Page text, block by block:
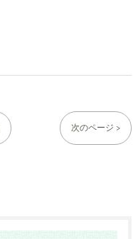
次のページ >